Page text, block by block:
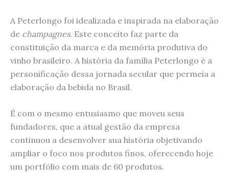
A Peterlongo foi idealizada e inspirada na elaboração
de champagnes. Este conceito faz parte da
constituição da marca e da memória produtiva do
vinho brasileiro. A história da família Peterlongo é a
personificação dessa jornada secular que permeia a
elaboração da bebida no Brasil.
É com o mesmo entusiasmo que moveu seus
fundadores, que a atual gestão da empresa
continuou a desenvolver sua história objetivando
ampliar o foco nos produtos finos, oferecendo hoje
um portfólio com mais de 60 produtos.